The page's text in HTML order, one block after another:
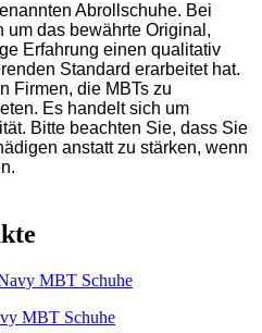
Abrollschuhe. Bei
um das bewährte Original,
Erfahrung einen qualitativ
Standard erarbeitet hat.
Firmen, die MBTs zu
Es handelt sich um
Bitte beachten Sie, dass Sie
anstatt zu stärken, wenn
MBT Schuhe